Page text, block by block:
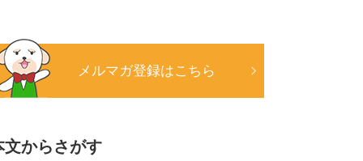
メルマガ登録はこちら
文からさがす